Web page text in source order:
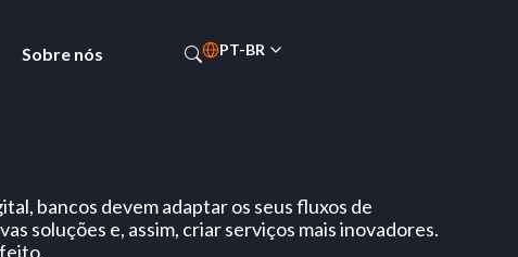
Sobre nós PT-BR
bancos devem adaptar os seus fluxos de
soluções e, assim, criar serviços mais inovadores.